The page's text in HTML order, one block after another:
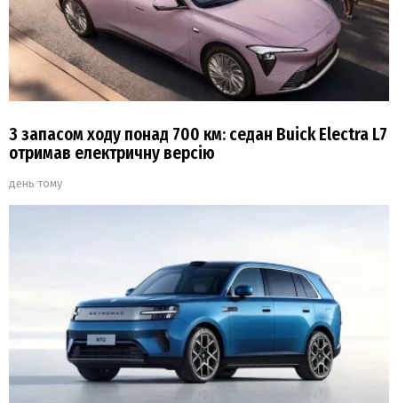
З запасом ходу понад 700 км: седан Buick Electra L7
отримав електричну версію
день тому